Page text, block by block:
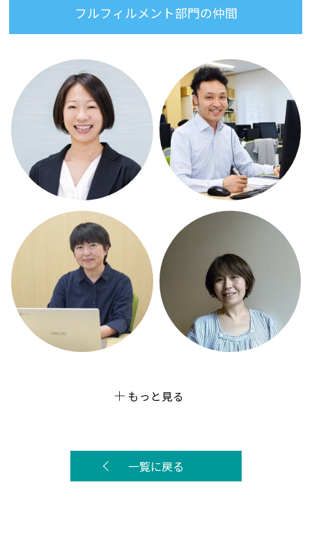
フルフィルメント部門の仲間
もっと見る
一覧に戻る